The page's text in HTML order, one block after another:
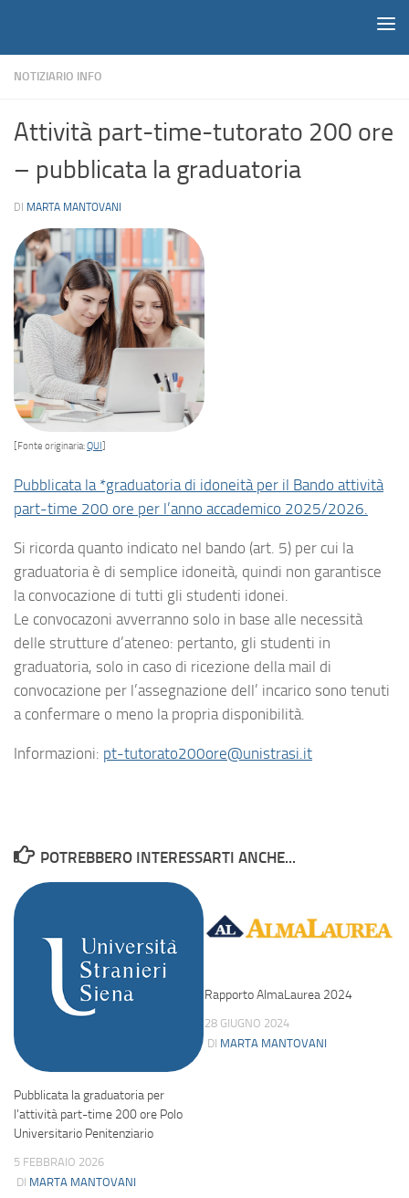
NOTIZIARIO INFO
Attività part-time-tutorato 200 ore
– pubblicata la graduatoria
DI MARTA MANTOVANI
[Fonte originaria:QUI]
Pubblicata la *graduatoria di idoneità per il Bando attività
part-time 200 ore per l’anno accademico 2025/2026.
Si ricorda quanto indicato nel bando (art. 5) per cui la
graduatoria è di semplice idoneità, quindi non garantisce
la convocazione di tutti gli studenti idonei.
Le convocazoni avverranno solo in base alle necessità
delle strutture d’ateneo: pertanto, gli studenti in
graduatoria, solo in caso di ricezione della mail di
convocazione per l’assegnazione dell’ incarico sono tenuti
a confermare o meno la propria disponibilità.
Informazioni: pt-tutorato200ore@unistrasi.it
POTREBBERO INTERESSARTI ANCHE...
Pubblicata la graduatoria per
l’attività part-time 200 ore Polo
Universitario Penitenziario
5 FEBBRAIO 2026
DI MARTA MANTOVANI
Rapporto AlmaLaurea 2024
28 GIUGNO 2024
DI MARTA MANTOVANI